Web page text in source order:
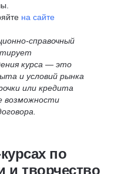
на сайте
справочный
курса — это
и условий рынка
или кредита
возможности
по
и творчество